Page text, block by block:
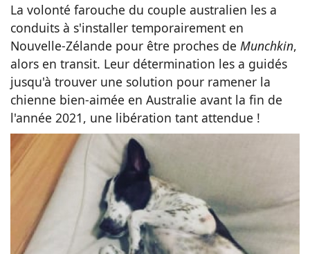
La volonté farouche du couple australien les a
conduits à s'installer temporairement en
Nouvelle-Zélande pour être proches de Munchkin,
alors en transit. Leur détermination les a guidés
jusqu'à trouver une solution pour ramener la
chienne bien-aimée en Australie avant la fin de
l'année 2021, une libération tant attendue !